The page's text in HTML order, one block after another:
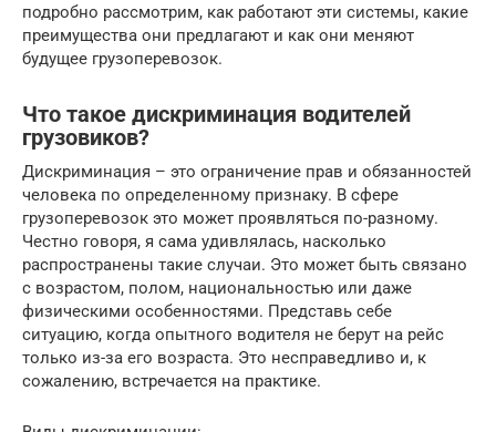
подробно рассмотрим, как работают эти системы, какие
преимущества они предлагают и как они меняют
будущее грузоперевозок.
Что такое дискриминация водителей
грузовиков?
Дискриминация – это ограничение прав и обязанностей
человека по определенному признаку. В сфере
грузоперевозок это может проявляться по-разному.
Честно говоря, я сама удивлялась, насколько
распространены такие случаи. Это может быть связано
с возрастом, полом, национальностью или даже
физическими особенностями. Представь себе
ситуацию, когда опытного водителя не берут на рейс
только из-за его возраста. Это несправедливо и, к
сожалению, встречается на практике.